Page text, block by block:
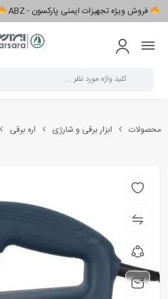
فروش ویژه تجهیزات ایمنی پارکسون - ABZ
محصولات ابزار برقی و شارژی اره برقی